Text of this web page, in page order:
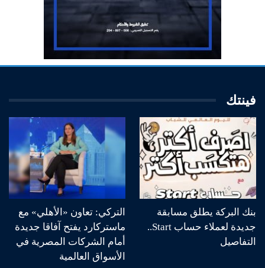
فينتك
بنك البركة يطلق مسابقة
جديدة لعملاء حساب Start..
التفاصيل
التركي: تعاون «الأهلي» مع
ماستركارد يفتح آفاقا جديدة
أمام الشركات المصرية في
الأسواق العالمية